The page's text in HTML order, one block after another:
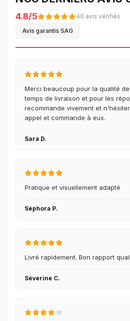
4.8/5 40 avis vérifiés
Avis garantis SAG
Merci beaucoup pour la qualité
temps de livraison et pour les
recommande vivement et
appel et commande à eux.
Sara D.
Pratique et visuellement adapté
Séphora P.
Livré rapidement. Bon rapport
Séverine C.